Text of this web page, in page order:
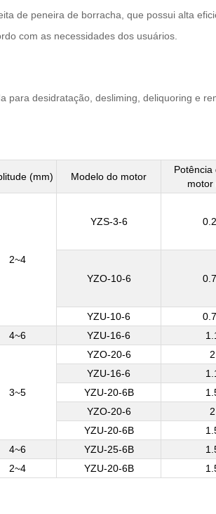
de peneira de borracha, que possui alta
com as necessidades dos usuários.
para desidratação, desliming, deliquoring e
(mm) Modelo do motor
Potência
motor
2~4
YZS-3-6
YZO-10-6
YZU-10-6
4~6 YZU-16-6
3~5
YZO-20-6
2
YZU-16-6
YZU-20-6B
YZO-20-6 2
YZU-20-6B
4~6 YZU-25-6B
2~4 YZU-20-6B